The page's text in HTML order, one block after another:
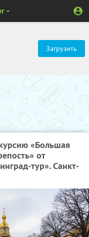
Загрузить
«Большая
от
тур». Санкт-